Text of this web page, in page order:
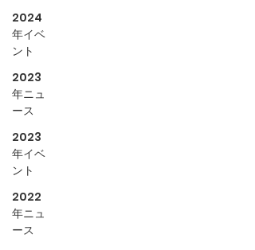
2024
年イベ
ント
2023
年ニュ
ース
2023
年イベ
ント
2022
年ニュ
ース